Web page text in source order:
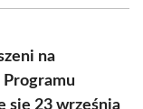
na
się 23 września